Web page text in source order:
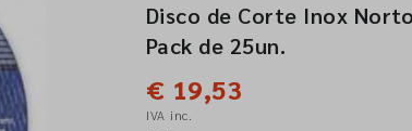
Disco de Corte Inox
Pack de 25un.
€ 19,53
IVA inc.